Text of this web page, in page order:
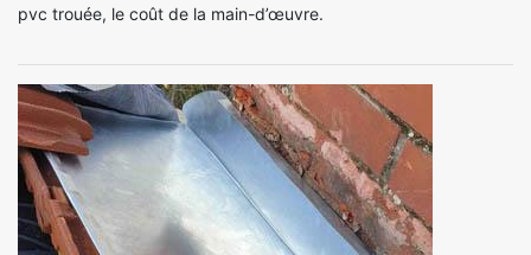
pvc trouée, le coût de la main-d’œuvre.